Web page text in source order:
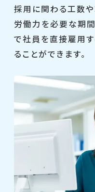
採用に関わる工数や
労働力を必要な期
で社員を直接雇用
ることができます。